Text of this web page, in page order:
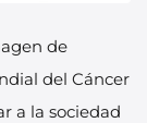
de
del Cáncer
a la sociedad